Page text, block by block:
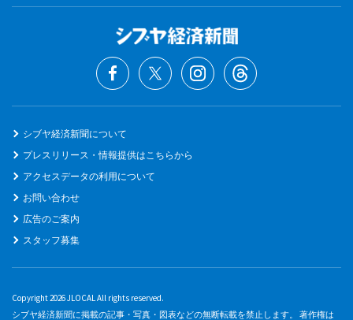
シブヤ経済新聞について
プレスリリース・情報提供はこちらから
アクセスデータの利用について
お問い合わせ
広告のご案内
スタッフ募集
Copyright 2026 JLOCAL All rights reserved.
シブヤ経済新聞に掲載の記事・写真・図表などの無断転載を禁止します。 著作権は